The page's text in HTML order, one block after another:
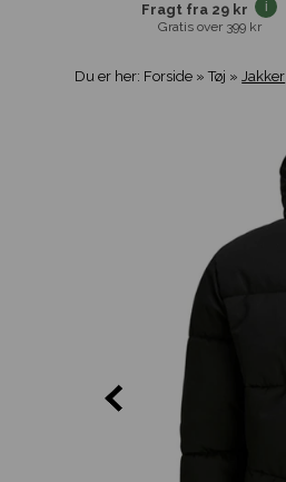
Fragt fra 29 kr
Gratis over 399 kr
Du er her: Forside »Tøj »Jakker